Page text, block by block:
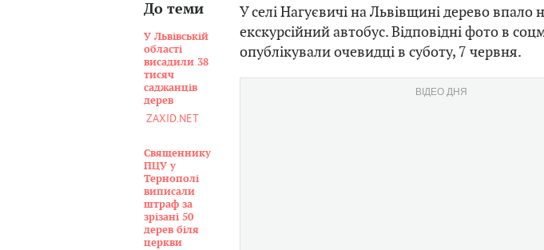
До теми
У Львівській
області
висадили 38
тисяч
саджанців
дерев
ZAXID.NET
Священнику
ПЦУ у
Тернополі
виписали
штраф за
зрізані 50
дерев біля
церкви
У селі Нагуєвичі на Львівщині дерево впало
екскурсійний автобус. Відповідні фото в
опублікували очевидці в суботу, 7 червня.
ВІДЕО ДНЯ